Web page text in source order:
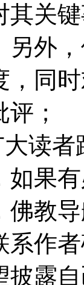
其关
另外
，同
；
读
如果
佛教
系作
披露